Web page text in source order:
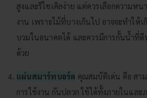
สูงและรีไซเคิลง่าย แต่ควรเลือกความหน
งาน เพราะไม้ที่บางเกินไป อาจจะทำให้
บวมในอนาคตได้ และควรมีการกั้นน้ำที่
ด้วย
แผ่นสมาร์ทบอร์ด คุณสมบัติเด่น คือ สาม
การใช้งาน กันปลวก ใช้ได้ทั้งภายในแล